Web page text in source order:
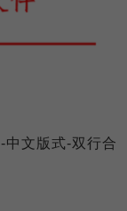
中文版式-双行合